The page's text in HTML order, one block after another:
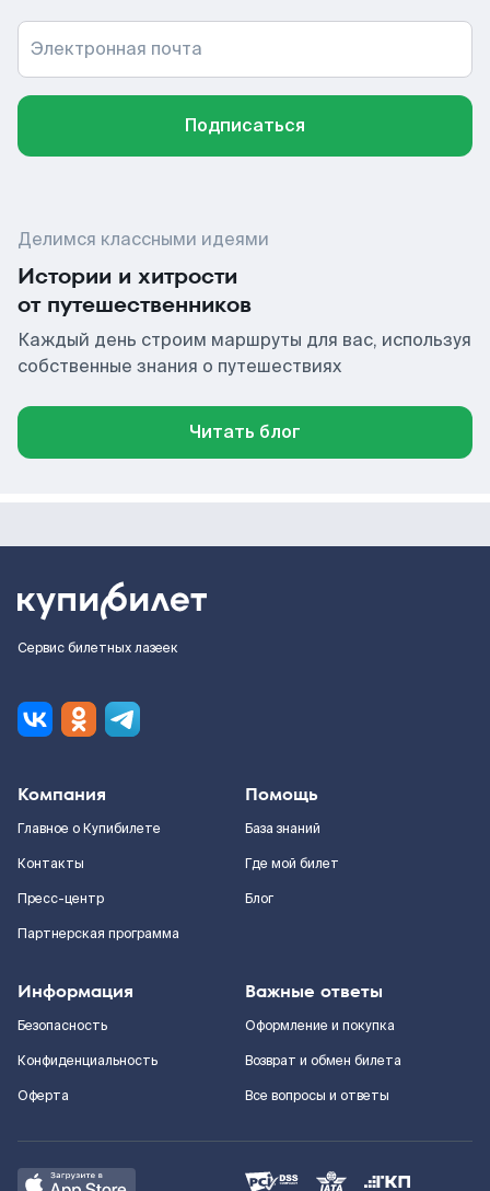
Электронная почта
Подписаться
Делимся классными идеями
Истории и хитрости
от путешественников
Каждый день строим маршруты для вас, используя
собственные знания о путешествиях
Читать блог
Сервис билетных лазеек
Компания
Главное о Купибилете
Контакты
Пресс-центр
Партнерская программа
Помощь
База знаний
Где мой билет
Блог
Информация
Безопасность
Конфиденциальность
Оферта
Важные ответы
Оформление и покупка
Возврат и обмен билета
Все вопросы и ответы